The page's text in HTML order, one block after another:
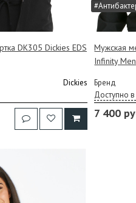
DK305 Dickies EDS
Dickies
Мужская
Infinity Men
Бренд
Доступно в
7 400